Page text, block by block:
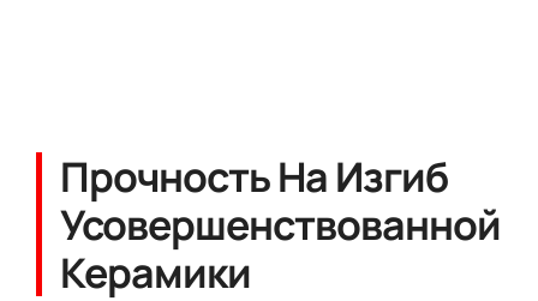
Прочность На Изгиб
Усовершенствованной
Керамики